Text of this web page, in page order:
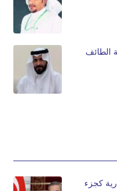
الطائف
كجزء